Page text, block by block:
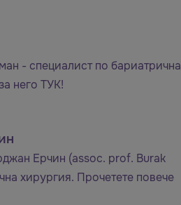
- специалист по бариатрична
него ТУК!
Ерчин (аssoc. prof. Burak
хирургия. Прочетете повече